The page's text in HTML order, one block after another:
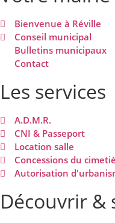
Bienvenue à Réville
Conseil municipal
Bulletins municipaux
Contact
Les services
A.D.M.R.
CNI & Passeport
Location salle
Concessions du
Autorisation
Découvrir &